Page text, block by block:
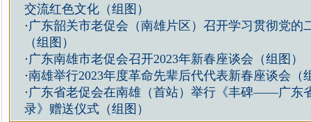
交流红色文化（组图）
· 广东韶关市老促会（南雄片区）召开学习贯彻党的
（组图）
· 广东南雄市老促会召开2023年新春座谈会（组图）
·南雄举行2023年度革命先辈后代代表新春座谈会（
· 广东省老促会在南雄（首站）举行《丰碑——广东
录》赠送仪式（组图）